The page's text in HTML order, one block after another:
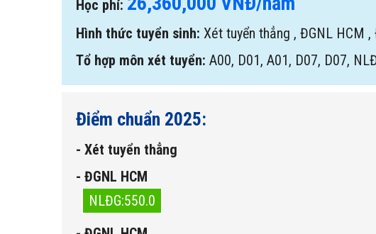
Học phí:
Hình thức tuyển sinh: Xét tuyển thẳng , ĐGNL HCM ,
Tổ hợp môn xét tuyển: A00, D01, A01, D07, D07,
Điểm chuẩn 2025:
- Xét tuyển thẳng
- ĐGNL HCM
NLĐG:550.0